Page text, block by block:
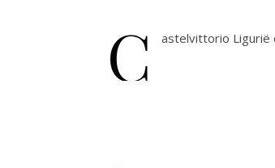
C astelvittorio Ligurië